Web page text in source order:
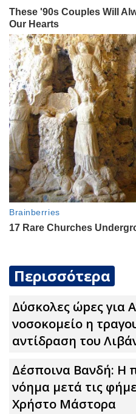
Περισσότερα
Δύσκολες ώpες για
νοσοκομείο η
αντίδραση του
Δέσποινα Βανδή: Η
νόημα μετά τις
Χρήστο Μάστορα